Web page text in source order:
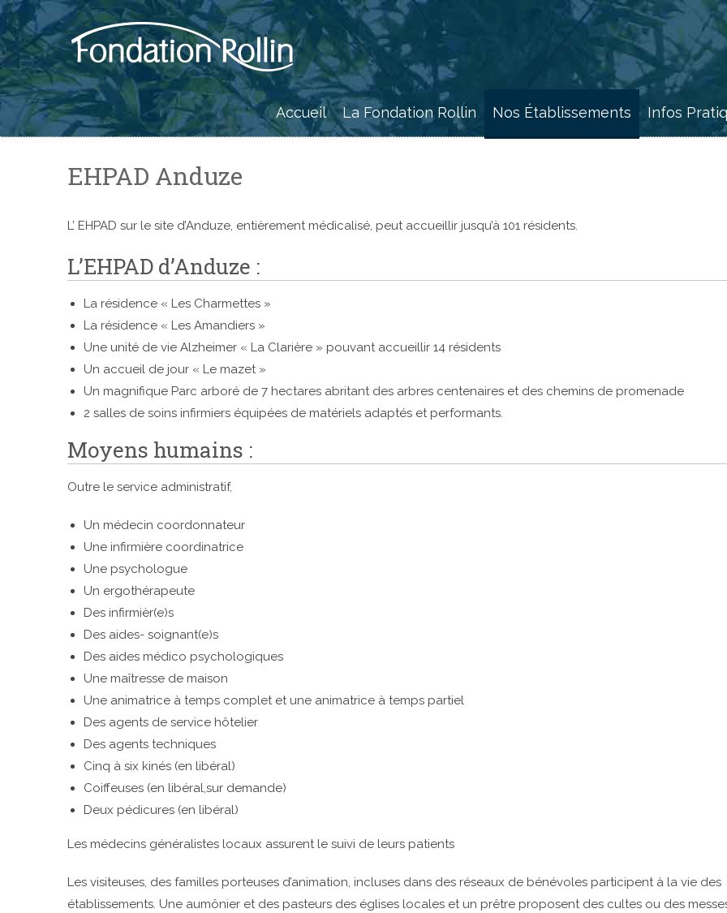
Skip
to
content
Accueil La Fondation Rollin Nos Établissements Infos
EHPAD Anduze
L’ EHPAD sur le site d’Anduze, entièrement médicalisé, peut accueillir jusqu’à 101 résidents.
L’EHPAD d’Anduze :
La résidence « Les Charmettes »
La résidence « Les Amandiers »
Une unité de vie Alzheimer « La Clarière » pouvant accueillir 14 résidents
Un accueil de jour « Le mazet »
Un magnifique Parc arboré de 7 hectares abritant des arbres centenaires et des chemins de promenade
2 salles de soins infirmiers équipées de matériels adaptés et performants.
Moyens humains :
Outre le service administratif,
Un médecin coordonnateur
Une infirmière coordinatrice
Une psychologue
Un ergothérapeute
Des infirmièr(e)s
Des aides- soignant(e)s
Des aides médico psychologiques
Une maîtresse de maison
Une animatrice à temps complet et une animatrice à temps partiel
Des agents de service hôtelier
Des agents techniques
Cinq à six kinés (en libéral)
Coiffeuses (en libéral,sur demande)
Deux pédicures (en libéral)
Les médecins généralistes locaux assurent le suivi de leurs patients
Les visiteuses, des familles porteuses d’animation, incluses dans des réseaux de bénévoles participent à la vie des
établissements. Une aumônier et des pasteurs des églises locales et un prêtre proposent des cultes ou des